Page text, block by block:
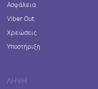
Ασφάλεια
Viber Out
Χρεώσεις
Υποστήριξη
ΛΉΨΗ